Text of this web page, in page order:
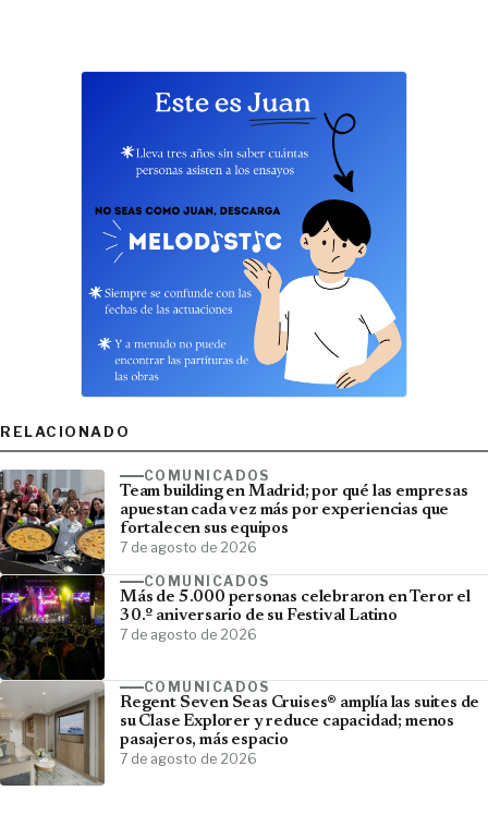
RELACIONADO
COMUNICADOS
Team building en Madrid; por qué las empresas
apuestan cada vez más por experiencias que
fortalecen sus equipos
7 de agosto de 2026
COMUNICADOS
Más de 5.000 personas celebraron en Teror el
30.º aniversario de su Festival Latino
7 de agosto de 2026
COMUNICADOS
Regent Seven Seas Cruises® amplía las suites de
su Clase Explorer y reduce capacidad; menos
pasajeros, más espacio
7 de agosto de 2026